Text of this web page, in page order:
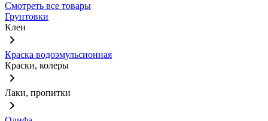
Смотреть все товары
Грунтовки
Клеи
Краска водоэмульсионная
Краски, колеры
Лаки, пропитки